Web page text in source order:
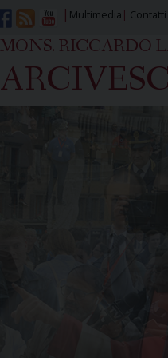
Multimedia Contatti
MONS. RICCARDO